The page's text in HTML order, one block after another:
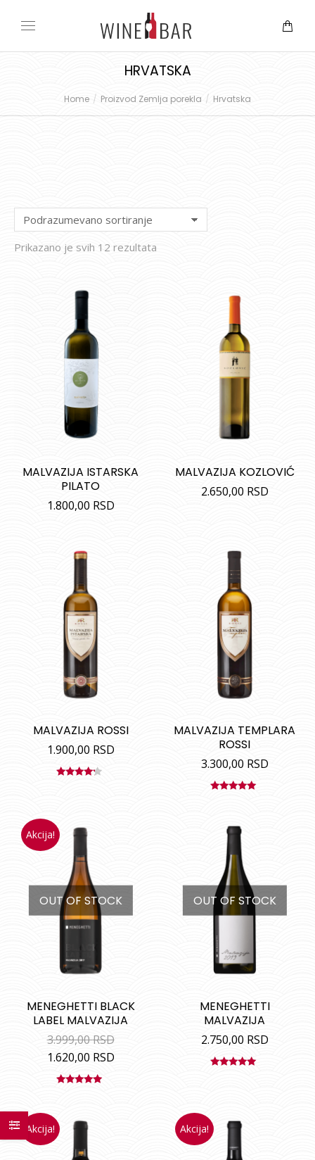
HRVATSKA
You are here:
Home Proizvod Zemlja porekla Hrvatska
Prikazano je svih 12 rezultata
MALVAZIJA ISTARSKA
PILATO
1.800,00 RSD
MALVAZIJA KOZLOVIĆ
2.650,00 RSD
MALVAZIJA ROSSI
1.900,00 RSD
MALVAZIJA TEMPLARA
ROSSI
3.300,00 RSD
Akcija!
OUT OF STOCK
MENEGHETTI BLACK
LABEL MALVAZIJA
3.999,00RSD
1.620,00 RSD
OUT OF STOCK
MENEGHETTI
MALVAZIJA
2.750,00 RSD
Akcija! Akcija!